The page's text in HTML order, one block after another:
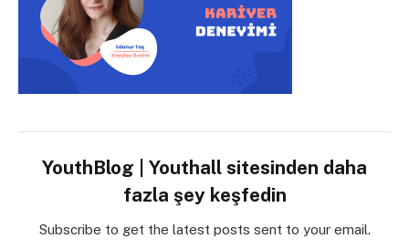
YouthBlog | Youthall sitesinden daha
fazla şey keşfedin
Subscribe to get the latest posts sent to your email.